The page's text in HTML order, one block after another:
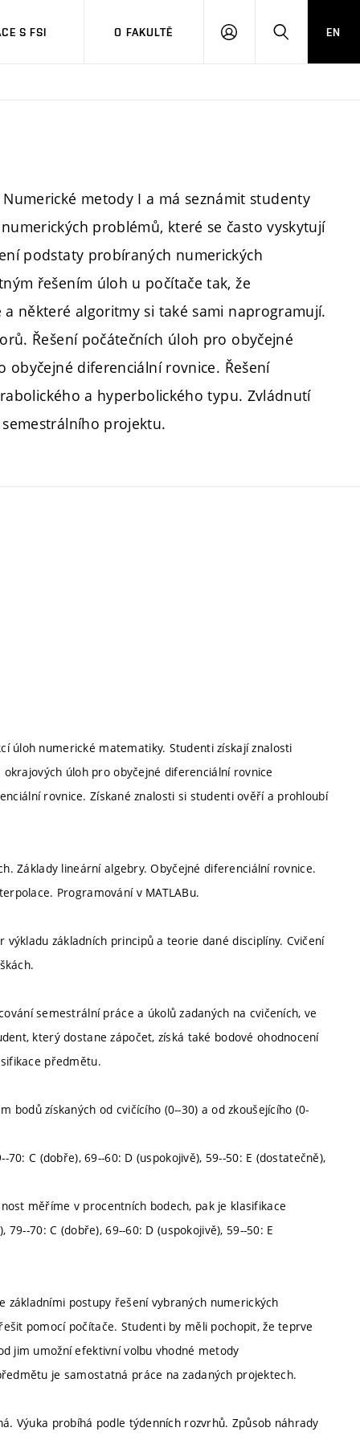
S FSI O FAKULTĚ
PŘIHLÁŠENÍHLEDAT
EN
metody I a má seznámit studenty
problémů, které se často vyskytují
podstaty probíraných numerických
řešením úloh u počítače tak, že
některé algoritmy si také sami naprogramují.
Řešení počátečních úloh pro obyčejné
obyčejné diferenciální rovnice. Řešení
a hyperbolického typu. Zvládnutí
projektu.
úloh numerické matematiky. Studenti získají znalosti
úloh pro obyčejné diferenciální rovnice
rovnice. Získané znalosti si studenti ověří a prohloubí
Základy lineární algebry. Obyčejné diferenciální rovnice.
Programování v MATLABu.
základních principů a teorie dané disciplíny. Cvičení
semestrální práce a úkolů zadaných na cvičeních, ve
který dostane zápočet, získá také bodové ohodnocení
předmětu.
bodů získaných od cvičícího (0--30) a od zkoušejícího (0-
70: C (dobře), 69--60: D (uspokojivě), 59--50: E (dostatečně),
měříme v procentních bodech, pak je klasifikace
70: C (dobře), 69--60: D (uspokojivě), 59--50: E
postupy řešení vybraných numerických
pomocí počítače. Studenti by měli pochopit, že teprve
jim umožní efektivní volbu vhodné metody
je samostatná práce na zadaných projektech.
Výuka probíhá podle týdenních rozvrhů. Způsob náhrady